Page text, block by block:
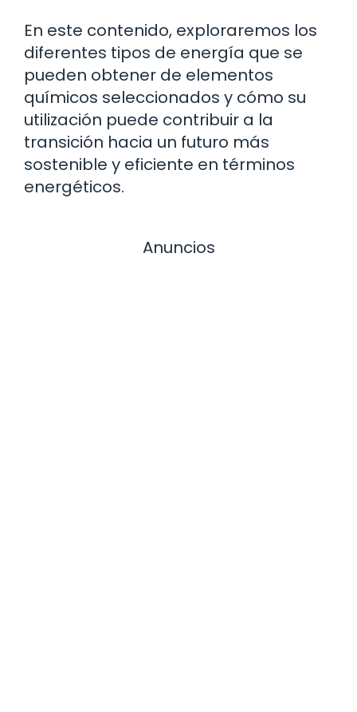
En este contenido, exploraremos los
diferentes tipos de energía que se
pueden obtener de elementos
químicos seleccionados y cómo su
utilización puede contribuir a la
transición hacia un futuro más
sostenible y eficiente en términos
energéticos.
Anuncios